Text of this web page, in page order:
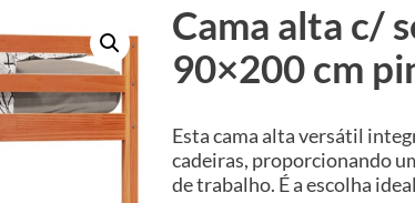
Cama alta c/
90×200 cm
Esta cama alta versátil
cadeiras, proporcionando
de trabalho. É a escolha